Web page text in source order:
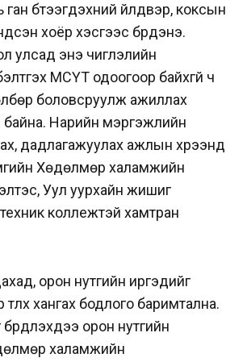
бүтээгдэхүүний үйлдвэр, коксын
хоёр хэсгээс бүрдэнэ.
улсад энэ чиглэлийн
МСҮТ одоогоор байхгүй ч
боловсруулж ажиллах
байна. Нарийн мэргэжлийн
дадлагажуулах ажлын хүрээнд
Хөдөлмөр халамжийн
Уул уурхайн жишиг
коллежтэй хамтран
орон нутгийн иргэдийг
хангах бодлого баримтална.
орон нутгийн
халамжийн